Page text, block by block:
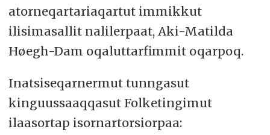
atorneqartariaqartut immikkut
ilisimasallit nalilerpaat, Aki-Matilda
Høegh-Dam oqaluttarfimmit oqarpoq.
Inatsiseqarnermut tunngasut
kinguussaaqqasut Folketingimut
ilaasortap isornartorsiorpaa: